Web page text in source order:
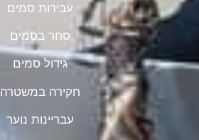
עבירות סמים
סחר בסמים
גידול סמים
חקירה במשטרה
עבריינות נוער